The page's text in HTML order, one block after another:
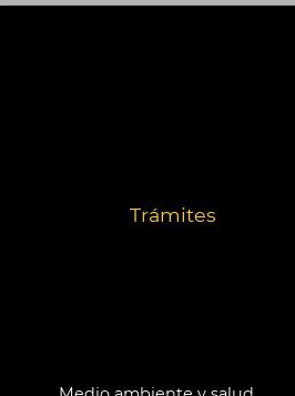
Trámites